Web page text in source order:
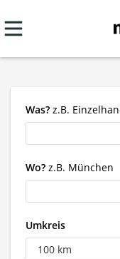
Was? z.B.
Wo? z.B. München
Umkreis